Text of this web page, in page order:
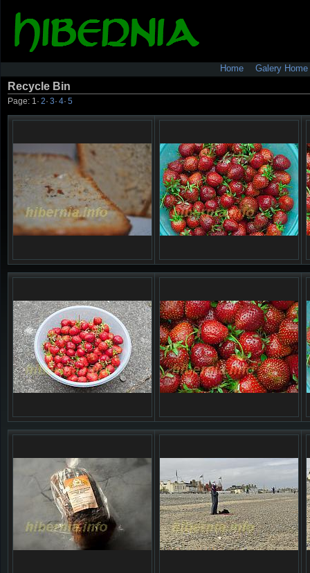
Home Galery Home
Recycle Bin
Page: 1 · 2· 3· 4· 5